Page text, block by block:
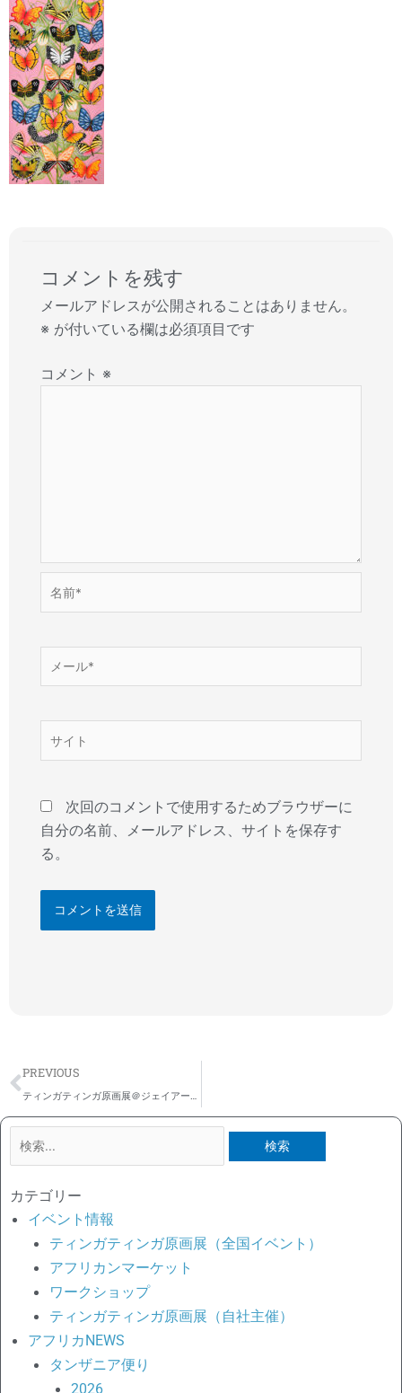
コメントを残す
メールアドレスが公開されることはありません。
※ が付いている欄は必須項目です
コメント ※
*
次回のコメントで使用するためブラウザーに
自分の名前、メールアドレス、サイトを保存す
る。
Prev
PREVIOUS
検
象:
カテゴリー
イベント情報
ティンガティンガ原画展（全国イベント）
アフリカンマーケット
ワークショップ
ティンガティンガ原画展（自社主催）
アフリカNEWS
タンザニア便り
2026